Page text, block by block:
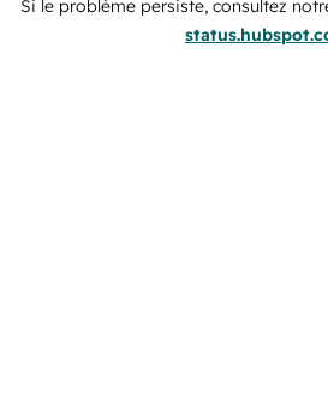
Si le problème persiste, consultez